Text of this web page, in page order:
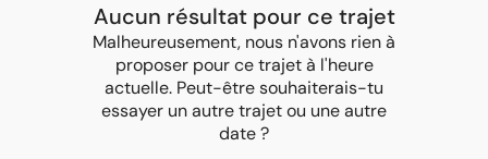
Aucun résultat pour ce trajet
Malheureusement, nous n'avons rien à
proposer pour ce trajet à l'heure
actuelle. Peut-être souhaiterais-tu
essayer un autre trajet ou une autre
date ?